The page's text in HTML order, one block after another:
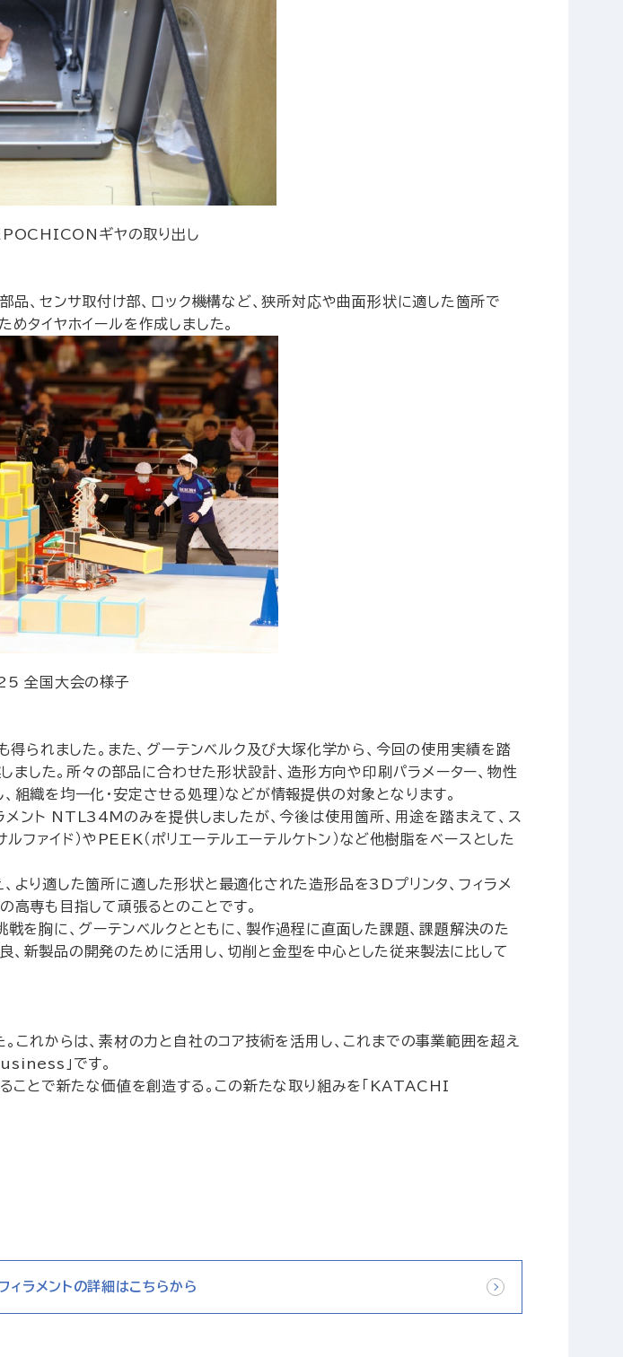
ギヤの取り出し
品、センサ取付け部、ロック機構など、狭所対応や曲面形状に適した箇所で
タイヤホイールを作成しました。
全国大会の様子
れました。また、グーテンベルク及び大塚化学から、今回の使用実績を踏
た。所々の部品に合わせた形状設計、造形方向や印刷パラメーター、物性
織を均一化・安定させる処理）などが情報提供の対象となります。
ント NTL34Mのみを提供しましたが、今後は使用箇所、用途を踏まえて、ス
ファイド）やPEEK（ポリエーテルエーテルケトン）など他樹脂をベースとした
適した箇所に適した形状と最適化された造形品を3Dプリンタ、フィラメ
高専も目指して頑張るとのことです。
戦を胸に、グーテンベルクとともに、製作過程に直面した課題、課題解決のた
新製品の開発のために活用し、切削と金型を中心とした従来製法に比して
これからは、素材の力と自社のコア技術を活用し、これまでの事業範囲を超え
」です。
とで新たな価値を創造する。この新たな取り組みを「KATACHI
ラメントの詳細はこちらから